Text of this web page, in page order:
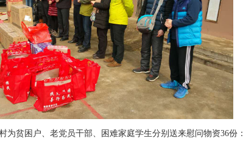
为贫困户、老党员干部、困难家庭学生分别送来慰问物资36份：